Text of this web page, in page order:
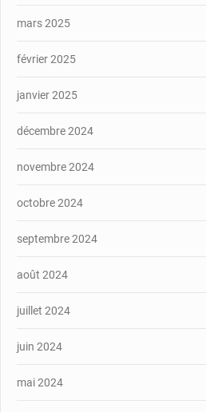
mars 2025
février 2025
janvier 2025
décembre 2024
novembre 2024
octobre 2024
septembre 2024
août 2024
juillet 2024
juin 2024
mai 2024